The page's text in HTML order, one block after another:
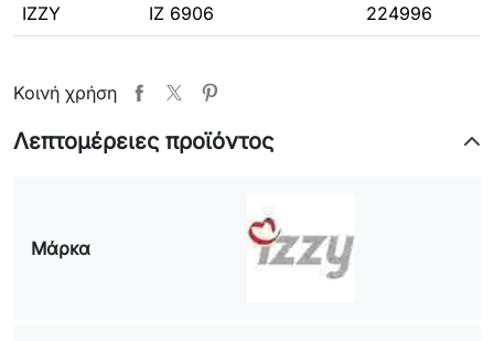
IZZY IZ 6906 224996
Κοινή χρήση
Λεπτομέρειες προϊόντος
Μάρκα